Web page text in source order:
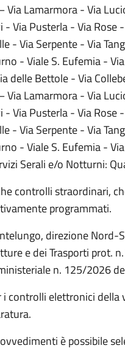
Via Lamarmora - Via
Via Pusterla - Via Rose
- Via Serpente - Via
- Viale S. Eufemia -
delle Bettole - Via
Via Lamarmora - Via
Via Pusterla - Via Rose
- Via Serpente - Via
- Viale S. Eufemia -
Serali e/o Notturni:
controlli straordinari,
programmati.
direzione
e dei Trasporti prot.
n. 125/2026
controlli elettronici
è possibile